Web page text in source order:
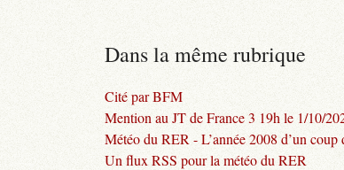
Dans la même rubrique
Cité par BFM
Mention au JT de France 3 19h le 1/10/
Météo du RER - L’année 2008 d’un coup
Un flux RSS pour la météo du RER